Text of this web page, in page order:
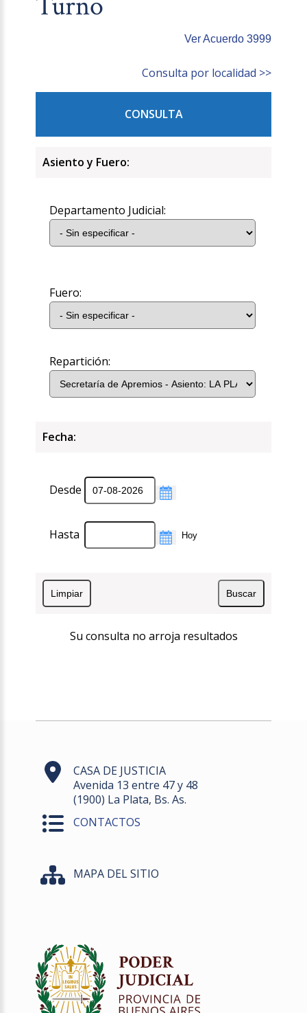
Ver Acuerdo 3999
Consulta por localidad >>
CONSULTA
Asiento y Fuero:
Departamento Judicial:
Fuero:
Repartición:
Fecha:
Desde
Hasta
Su consulta no arroja resultados
CASA DE JUSTICIA
Avenida 13 entre 47 y 48
(1900) La Plata, Bs. As.
CONTACTOS
MAPA DEL SITIO